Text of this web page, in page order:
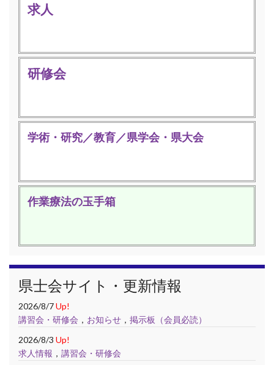
求人
研修会
学術・研究／教育／県学会・県大会
作業療法の玉手箱
県士会サイト・更新情報
2026/8/7Up!
講習会・研修会 ， お知らせ ， 掲示板（会員必読）
2026/8/3 Up!
求人情報 ， 講習会・研修会